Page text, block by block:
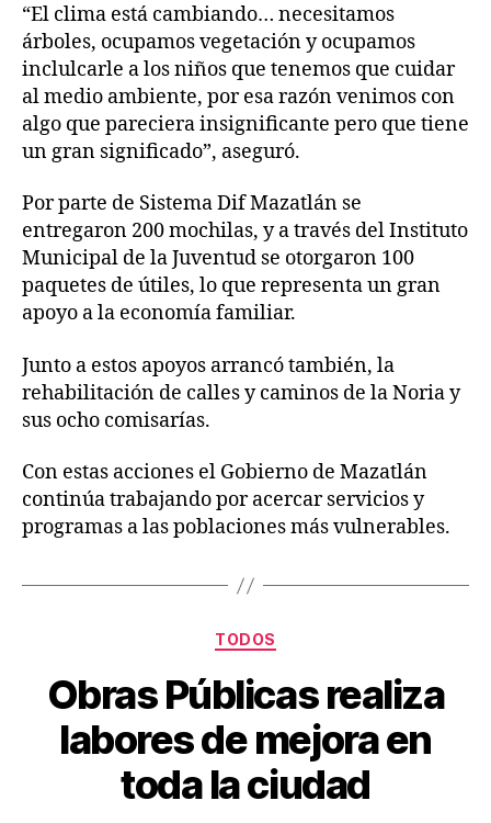
“El clima está cambiando… necesitamos
árboles, ocupamos vegetación y ocupamos
inclulcarle a los niños que tenemos que cuidar
al medio ambiente, por esa razón venimos con
algo que pareciera insignificante pero que tiene
un gran significado”, aseguró.
Por parte de Sistema Dif Mazatlán se
entregaron 200 mochilas, y a través del Instituto
Municipal de la Juventud se otorgaron 100
paquetes de útiles, lo que representa un gran
apoyo a la economía familiar.
Junto a estos apoyos arrancó también, la
rehabilitación de calles y caminos de la Noria y
sus ocho comisarías.
Con estas acciones el Gobierno de Mazatlán
continúa trabajando por acercar servicios y
programas a las poblaciones más vulnerables.
TODOS
Obras Públicas realiza
labores de mejora en
toda la ciudad